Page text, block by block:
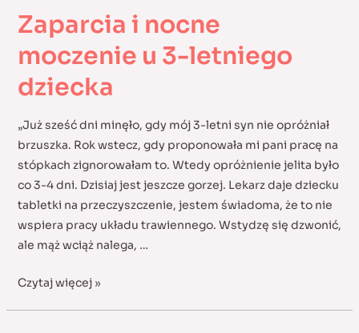
Zaparcia i nocne
moczenie u 3-letniego
dziecka
„Już sześć dni minęło, gdy mój 3-letni syn nie opróżniał
brzuszka. Rok wstecz, gdy proponowała mi pani pracę na
stópkach zignorowałam to. Wtedy opróżnienie jelita było
co 3-4 dni. Dzisiaj jest jeszcze gorzej. Lekarz daje dziecku
tabletki na przeczyszczenie, jestem świadoma, że to nie
wspiera pracy układu trawiennego. Wstydzę się dzwonić,
ale mąż wciąż nalega, …
Zaparcia
Czytaj więcej »